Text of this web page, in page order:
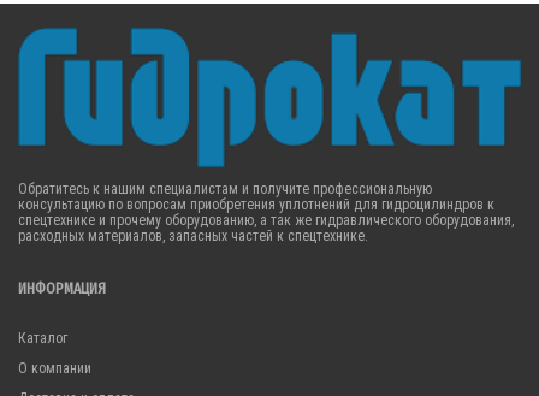
Обратитесь к нашим специалистам и получите профессиональную
консультацию по вопросам приобретения уплотнений для гидроцилиндров к
спецтехнике и прочему оборудованию, а так же гидравлического оборудования,
расходных материалов, запасных частей к спецтехнике.
ИНФОРМАЦИЯ
Каталог
О компании